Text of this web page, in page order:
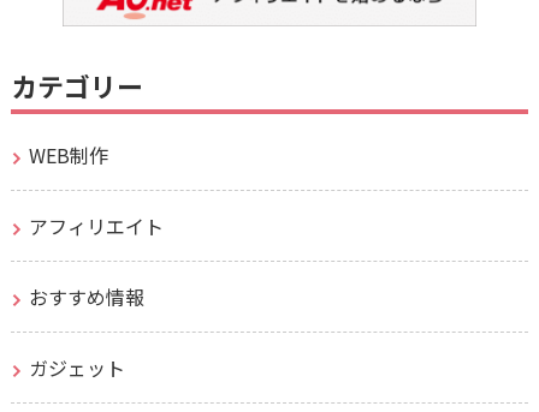
カテゴリー
WEB制作
アフィリエイト
おすすめ情報
ガジェット